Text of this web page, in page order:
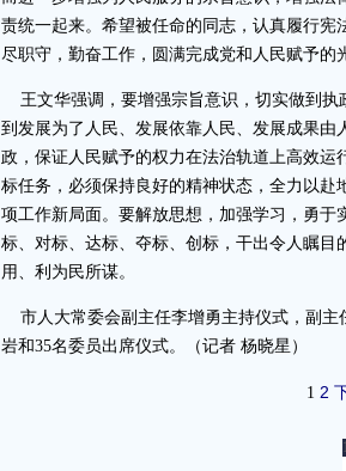
责统一起来。希望被任命的同志，认真履行
尽职守，勤奋工作，圆满完成党和人民赋予的
王文华强调，要增强宗旨意识，切实做到执
到发展为了人民、发展依靠人民、发展成果
政，保证人民赋予的权力在法治轨道上高效运
标任务，必须保持良好的精神状态，全力以
项工作新局面。要解放思想，加强学习，勇
标、对标、达标、夺标、创标，干出令人瞩
用、利为民所谋。
市人大常委会副主任李增勇主持仪式，副主
岩和35名委员出席仪式。（记者 杨晓星）
1 2